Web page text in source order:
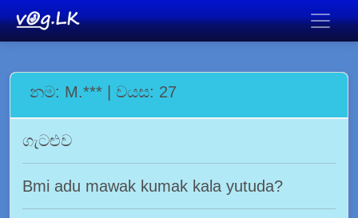
නම: M.*** | වයස: 27
ගැටළුව
Bmi adu mawak kumak kala yutuda?